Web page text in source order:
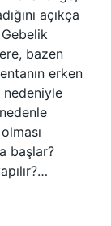
açıkça
bazen
erken
nedeniyle
başlar?